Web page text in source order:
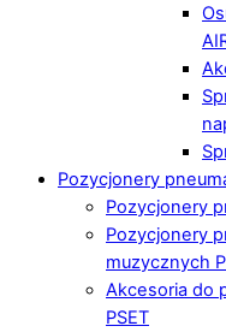
Pozycjonery
Pozycjonery
Pozycjonery
muzycznych
Akcesoria do
PSET